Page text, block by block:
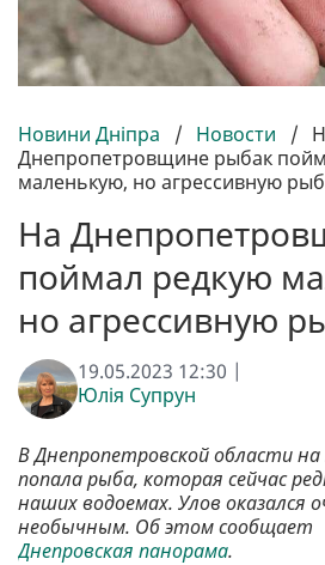
Новини Дніпра / Новости /
Днепропетровщине рыбак
маленькую, но агрессивную
На
поймал редкую
но агрессивную
19.05.2023 12:30 |
Юлія Супрун
В Днепропетровской области
попала рыба, которая сейчас
наших водоемах. Улов оказался
необычным. Об этом сообщает
Днепровская панорама.